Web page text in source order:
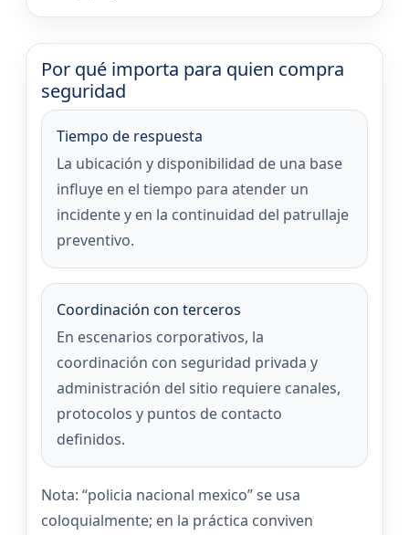
Por qué importa para quien compra
seguridad
Tiempo de respuesta
La ubicación y disponibilidad de una base
influye en el tiempo para atender un
incidente y en la continuidad del patrullaje
preventivo.
Coordinación con terceros
En escenarios corporativos, la
coordinación con seguridad privada y
administración del sitio requiere canales,
protocolos y puntos de contacto
definidos.
Nota: “policia nacional mexico” se usa
coloquialmente; en la práctica conviven